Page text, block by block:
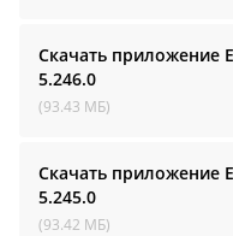
Скачать приложение
5.246.0
(93.43 МБ)
Скачать приложение
5.245.0
(93.42 МБ)